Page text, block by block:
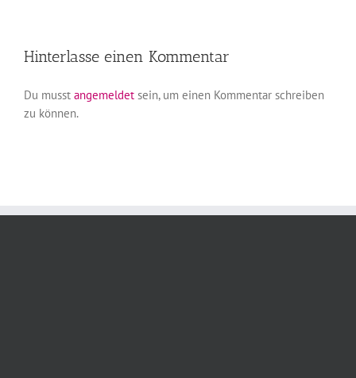
Hinterlasse einen Kommentar
Du musst angemeldet sein, um einen Kommentar schreiben
zu können.